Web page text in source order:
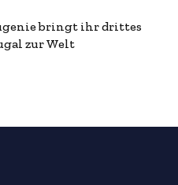
bringt ihr drittes
zur Welt